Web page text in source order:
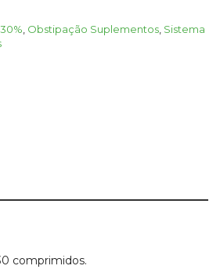
Obstipação Suplementos Sistema
comprimidos.